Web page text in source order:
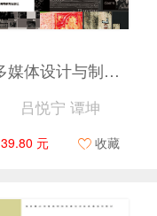
多媒体设计与制作系列教材——多媒体产品艺术设计
吕悦宁 谭坤
39.80 元 收藏